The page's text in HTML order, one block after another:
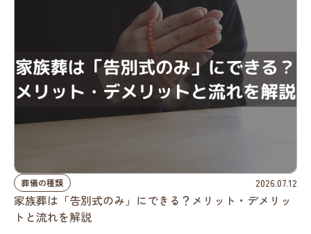
葬儀の種類 2026.07.12
家族葬は「告別式のみ」にできる？メリット・デメリッ
トと流れを解説